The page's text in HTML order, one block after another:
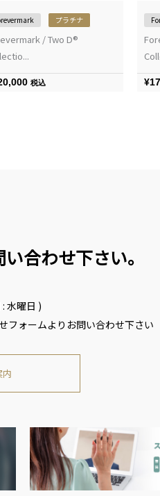
プラチナ
/ Two D®
税込 ¥
合わせ下さい。
水曜日 )
フォームよりお問い合わせ下さい
内